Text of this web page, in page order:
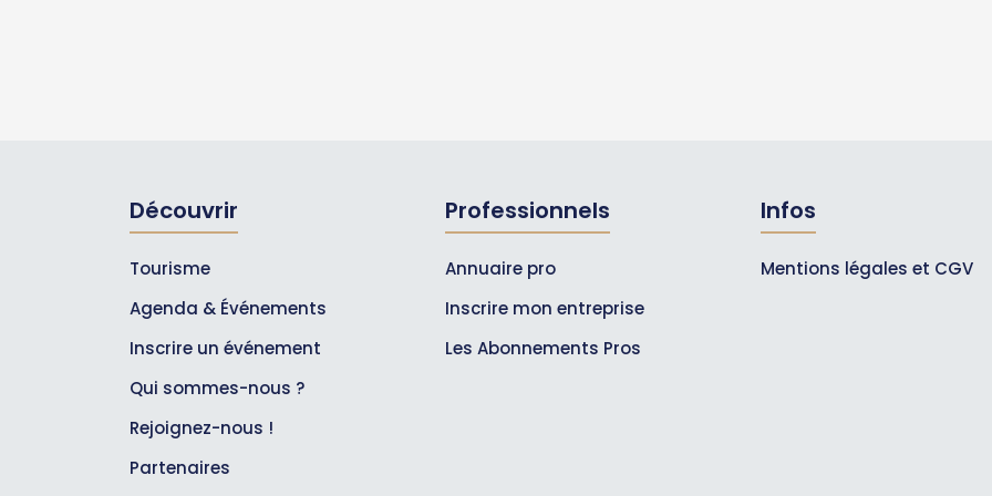
Découvrir
Tourisme
Agenda & Événements
Inscrire un événement
Qui sommes-nous ?
Rejoignez-nous !
Partenaires
Professionnels
Annuaire pro
Inscrire mon entreprise
Les Abonnements Pros
Infos
Mentions légales et CGV